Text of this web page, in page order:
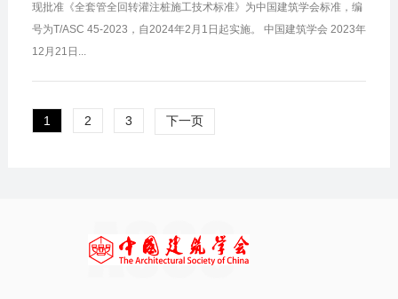
现批准《全套管全回转灌注桩施工技术标准》为中国建筑学会标准，编
号为T/ASC 45-2023，自2024年2月1日起实施。 中国建筑学会 2023年
12月21日...
1 2 3 下一页